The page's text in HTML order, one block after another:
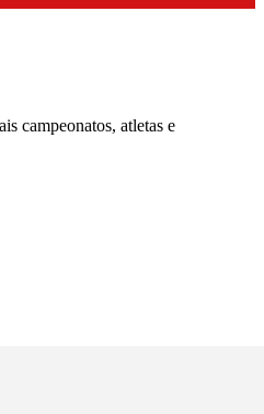
campeonatos, atletas e